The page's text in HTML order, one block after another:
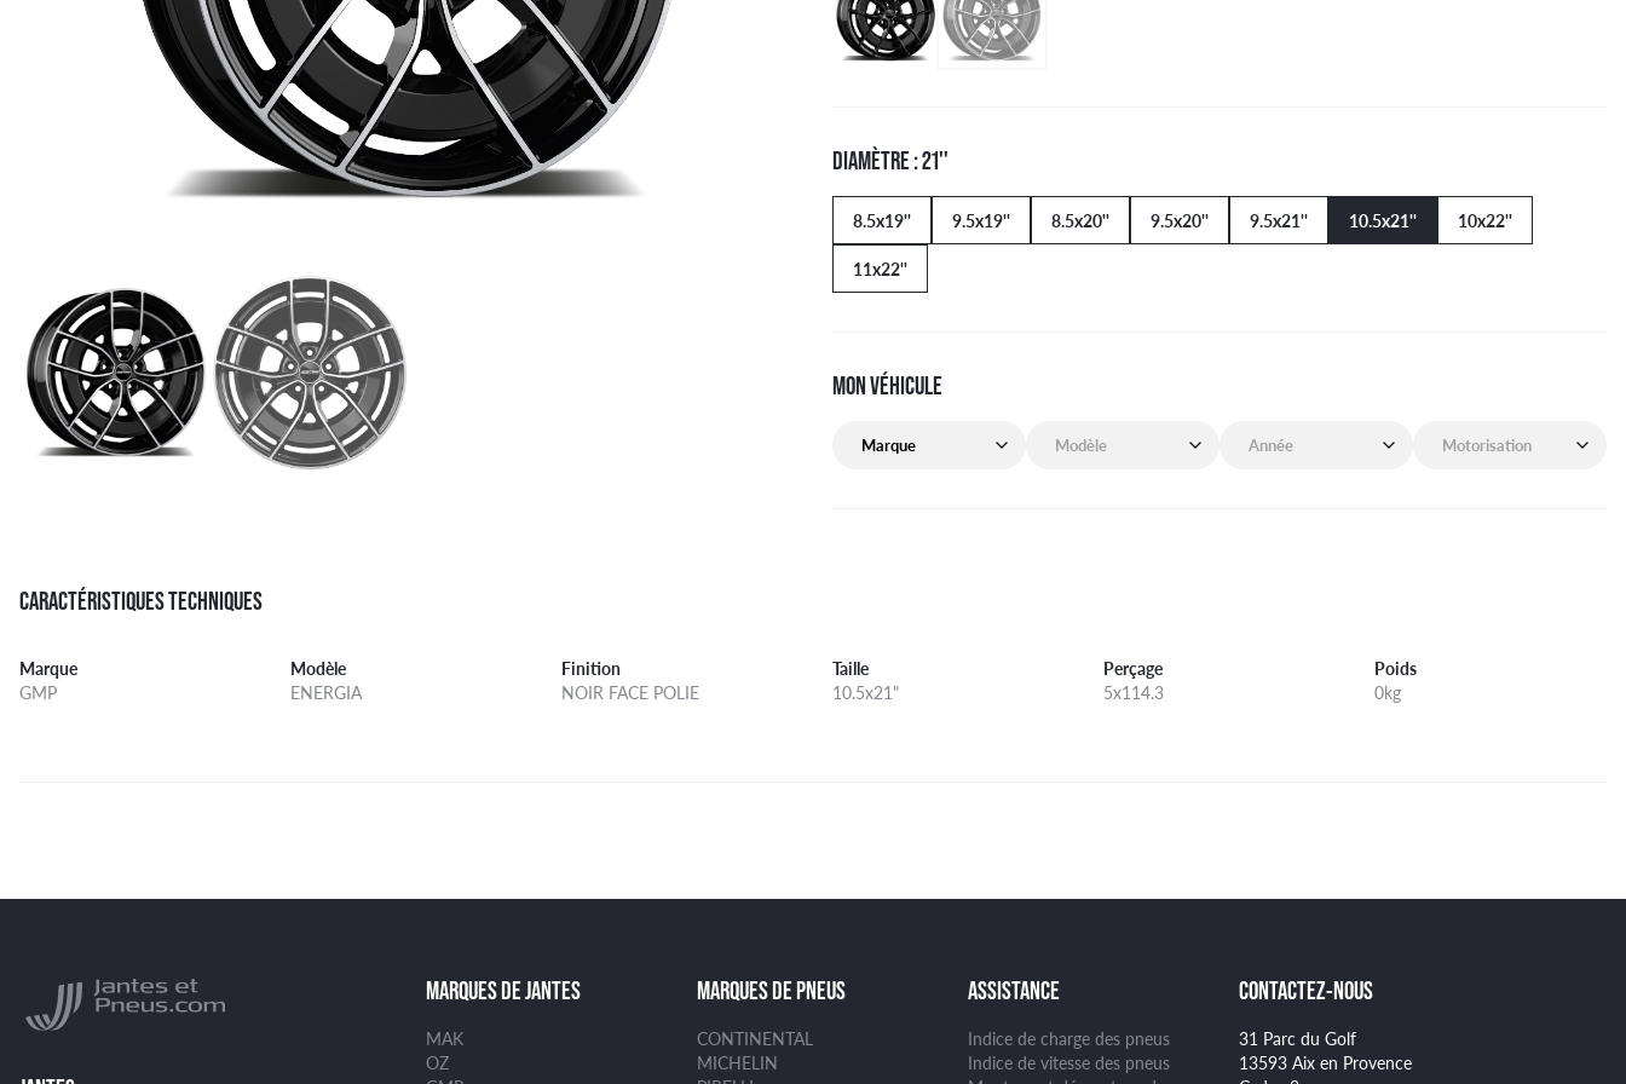
DIAMÈTRE : 21''
8.5x19'' 9.5x19'' 8.5x20'' 9.5x20'' 9.5x21'' 10.5x21''
10x22''
11x22''
MON VÉHICULE
CARACTÉRISTIQUES TECHNIQUES
Marque
GMP
Modèle
ENERGIA
Finition
NOIR FACE POLIE
Taille
10.5x21"
Perçage
5x114.3
Poids
0kg
MARQUES DE JANTES
MAK
OZ
MARQUES DE PNEUS
CONTINENTAL
MICHELIN
ASSISTANCE
Indice de charge des pneus
Indice de vitesse des pneus
CONTACTEZ-NOUS
31 Parc du Golf
13593 Aix en Provence